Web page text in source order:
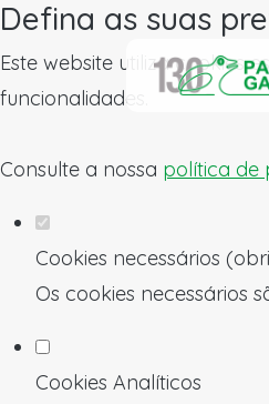
Defina as suas
Este website utiliza cookies
funcionalidades.
Consulte a nossa política de
Cookies necessários
Os cookies necessários
Cookies Analíticos